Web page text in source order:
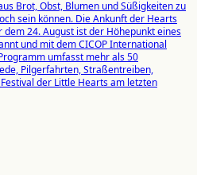
Brot, Obst, Blumen und Süßigkeiten zu
sein können. Die Ankunft der Hearts
24. August ist der Höhepunkt eines
und mit dem CICOP International
umfasst mehr als 50
Pilgerfahrten, Straßentreiben,
der Little Hearts am letzten